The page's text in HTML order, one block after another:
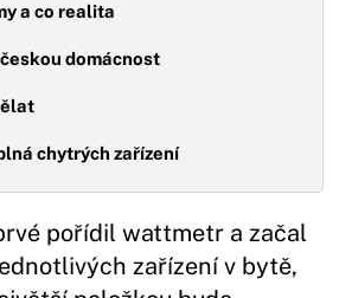
a co realita
domácnost
chytrých zařízení
pořídil wattmetr a začal
zařízení v bytě,